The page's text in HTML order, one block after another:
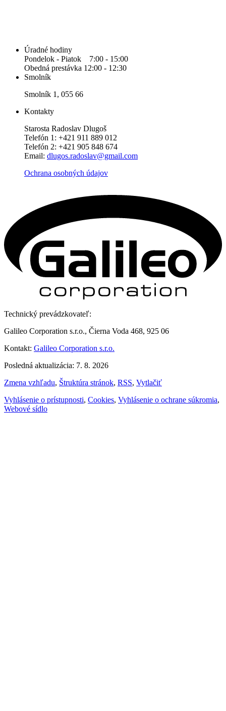
Úradné hodiny
Pondelok - Piatok 7:00 - 15:00
Obedná prestávka 12:00 - 12:30
Smolník
Smolník 1, 055 66
Kontakty
Starosta Radoslav Dlugoš
Telefón 1: +421 911 889 012
Telefón 2: +421 905 848 674
Email: dlugos.radoslav@gmail.com
Ochrana osobných údajov
Technický prevádzkovateľ:
Galileo Corporation s.r.o., Čierna Voda 468, 925 06
Kontakt: Galileo Corporation s.r.o.
Posledná aktualizácia: 7. 8. 2026
Zmena vzhľadu, Štruktúra stránok, RSS, Vytlačiť
Vyhlásenie o prístupnosti, Cookies, Vyhlásenie o ochrane súkromia,
Webové sídlo